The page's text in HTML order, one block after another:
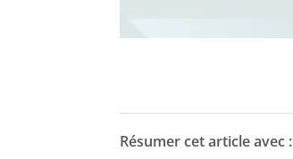
Résumer cet article avec :